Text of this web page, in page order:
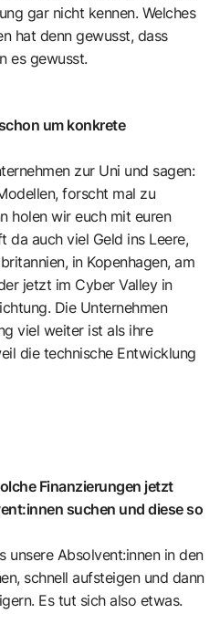
gar nicht kennen. Welches
hat denn gewusst, dass
es gewusst.
um konkrete
zur Uni und sagen:
forscht mal zu
holen wir euch mit euren
da auch viel Geld ins Leere,
in Kopenhagen, am
jetzt im Cyber Valley in
Die Unternehmen
viel weiter ist als ihre
die technische Entwicklung
Finanzierungen jetzt
suchen und diese so
unsere Absolvent:innen in den
schnell aufsteigen und dann
Es tut sich also etwas.